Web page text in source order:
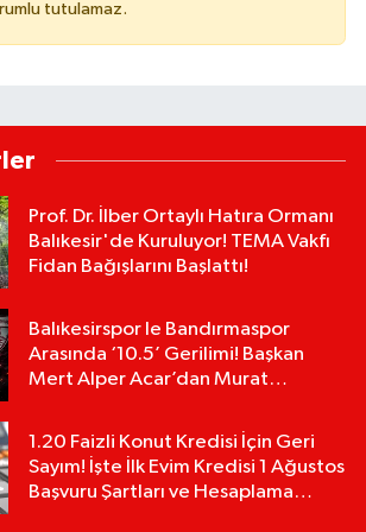
tutulamaz.
Prof. Dr. İlber Ortaylı Hatıra Ormanı
Balıkesir'de Kuruluyor! TEMA Vakfı
Fidan Bağışlarını Başlattı!
Balıkesirspor le Bandırmaspor
Arasında ‘10.5’ Gerilimi! Başkan
Mert Alper Acar’dan Murat
1.20 Faizli Konut Kredisi İçin Geri
Sayım! İşte İlk Evim Kredisi 1 Ağustos
Başvuru Şartları ve Hesaplama